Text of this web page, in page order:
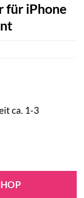
für iPhone
ca. 1-3